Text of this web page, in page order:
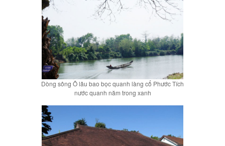
Dòng sông Ô lâu bao bọc quanh làng cổ Phước Tích
nước quanh năm trong xanh